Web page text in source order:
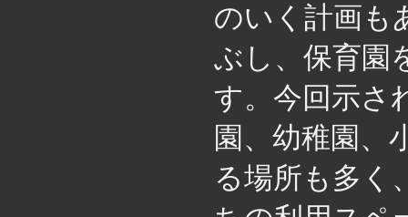
のいく計画も
ぶし、保育園
す。今回示さ
園、幼稚園、
る場所も多く